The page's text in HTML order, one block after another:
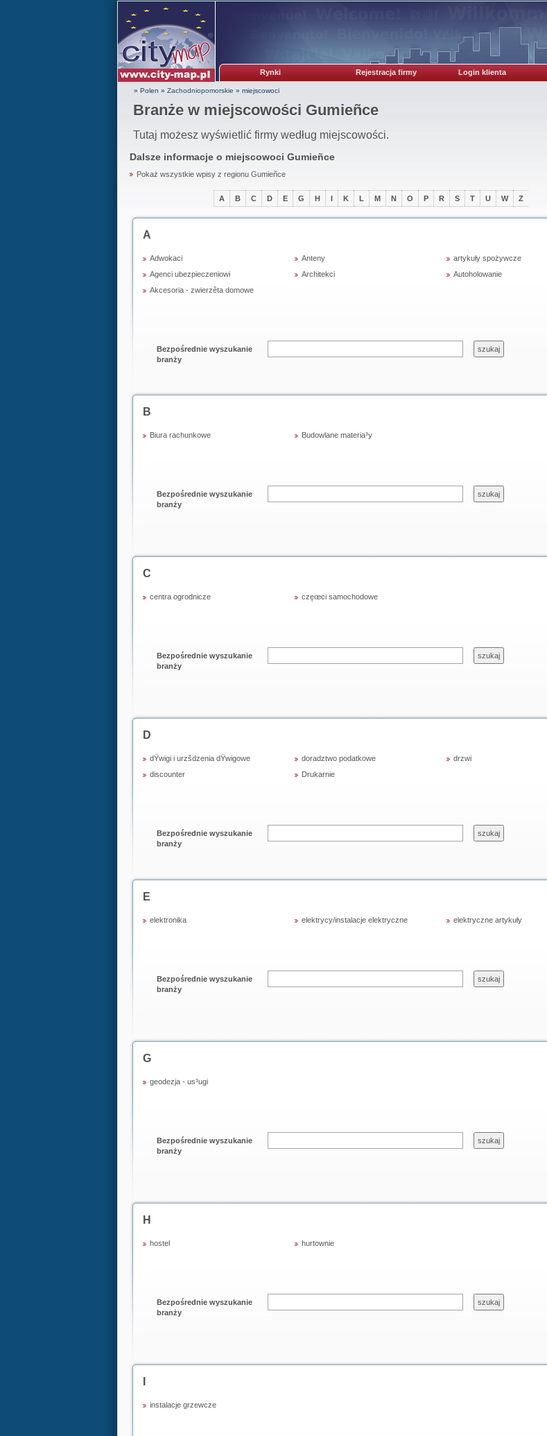
Rynki Rejestracja firmy Login klienta
» Polen » Zachodniopomorskie » miejscowoci
Branże w miejscowości Gumieñce
Tutaj możesz wyświetlić firmy według miejscowości.
Dalsze informacje o miejscowoci Gumieñce
Pokaż wszystkie wpisy z regionu Gumieñce
A B C D E G H I K L M N O P R S T U W Z
A
Adwokaci
Agenci ubezpieczeniowi
Akcesoria - zwierzêta domowe
Anteny
Architekci
artykuły spożywcze
Autoholowanie
Bezpośrednie wyszukanie
branży
B
Biura rachunkowe Budowlane materia³y
Bezpośrednie wyszukanie
branży
C
centra ogrodnicze częœci samochodowe
Bezpośrednie wyszukanie
branży
D
dŸwigi i urzšdzenia dŸwigowe
discounter
doradztwo podatkowe
Drukarnie
drzwi
Bezpośrednie wyszukanie
branży
E
elektronika elektrycy/instalacje elektryczne elektryczne artykuły
Bezpośrednie wyszukanie
branży
G
geodezja - us³ugi
Bezpośrednie wyszukanie
branży
H
hostel hurtownie
Bezpośrednie wyszukanie
branży
instalacje grzewcze